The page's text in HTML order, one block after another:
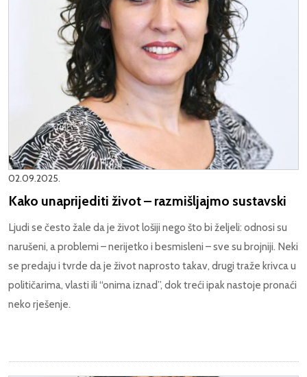
02.09.2025.
Kako unaprijediti život – razmišljajmo sustavski
Ljudi se često žale da je život lošiji nego što bi željeli: odnosi su
narušeni, a problemi – nerijetko i besmisleni – sve su brojniji. Neki
se predaju i tvrde da je život naprosto takav, drugi traže krivca u
političarima, vlasti ili “onima iznad”, dok treći ipak nastoje pronaći
neko rješenje.